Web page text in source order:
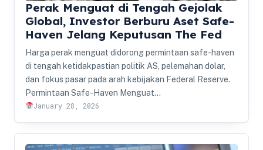
Perak Menguat di Tengah Gejolak
Global, Investor Berburu Aset Safe-
Haven Jelang Keputusan The Fed
Harga perak menguat didorong permintaan safe-haven
di tengah ketidakpastian politik AS, pelemahan dolar,
dan fokus pasar pada arah kebijakan Federal Reserve.
Permintaan Safe-Haven Menguat…
January 28, 2026